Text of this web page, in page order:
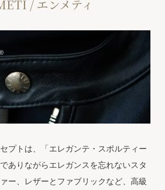
/ エンメティ
プトは、「エレガンテ・スポルティー
ありながらエレガンスを忘れないスタ
ー、レザーとファブリックなど、高級